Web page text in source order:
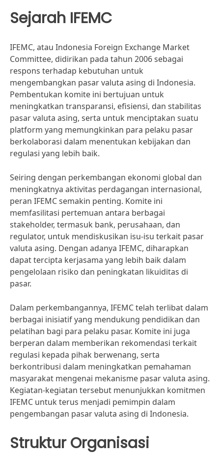
Sejarah IFEMC
IFEMC, atau Indonesia Foreign Exchange Market
Committee, didirikan pada tahun 2006 sebagai
respons terhadap kebutuhan untuk
mengembangkan pasar valuta asing di Indonesia.
Pembentukan komite ini bertujuan untuk
meningkatkan transparansi, efisiensi, dan stabilitas
pasar valuta asing, serta untuk menciptakan suatu
platform yang memungkinkan para pelaku pasar
berkolaborasi dalam menentukan kebijakan dan
regulasi yang lebih baik.
Seiring dengan perkembangan ekonomi global dan
meningkatnya aktivitas perdagangan internasional,
peran IFEMC semakin penting. Komite ini
memfasilitasi pertemuan antara berbagai
stakeholder, termasuk bank, perusahaan, dan
regulator, untuk mendiskusikan isu-isu terkait pasar
valuta asing. Dengan adanya IFEMC, diharapkan
dapat tercipta kerjasama yang lebih baik dalam
pengelolaan risiko dan peningkatan likuiditas di
pasar.
Dalam perkembangannya, IFEMC telah terlibat dalam
berbagai inisiatif yang mendukung pendidikan dan
pelatihan bagi para pelaku pasar. Komite ini juga
berperan dalam memberikan rekomendasi terkait
regulasi kepada pihak berwenang, serta
berkontribusi dalam meningkatkan pemahaman
masyarakat mengenai mekanisme pasar valuta asing.
Kegiatan-kegiatan tersebut menunjukkan komitmen
IFEMC untuk terus menjadi pemimpin dalam
pengembangan pasar valuta asing di Indonesia.
Struktur Organisasi